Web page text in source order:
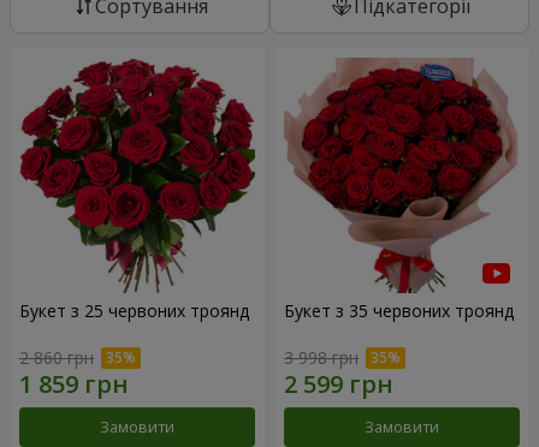
Сортування Підкатегорії
Букет з 25 червоних троянд
2 860 грн
Замовити
Букет з 35 червоних троянд
3 998 грн
Замовити